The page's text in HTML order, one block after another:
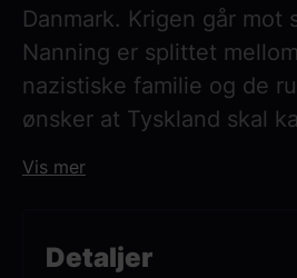
Detaljer
Danmark. Krigen går mot
Nanning er splittet
nazistiske familie og de
ønsker at Tyskland skal
Vis mer